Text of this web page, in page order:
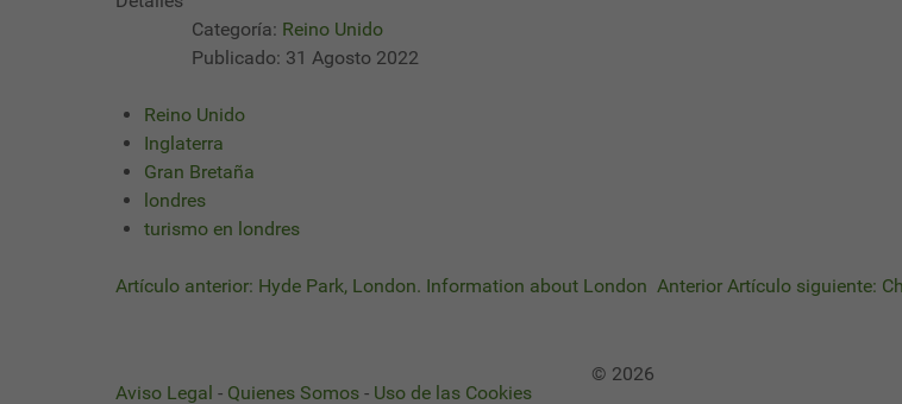
Categoría: Reino Unido
Publicado: 31 Agosto 2022
Reino Unido
Inglaterra
Gran Bretaña
londres
turismo en londres
Artículo anterior: Hyde Park, London. Information about London Anterior Artículo siguiente:
Aviso Legal - Quienes Somos - Uso de las Cookies
© 2026